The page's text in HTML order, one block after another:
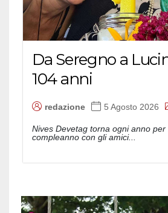
Da Seregno a
104 anni
redazione 5 Agosto 2026
Nives Devetag torna ogni anno
compleanno con gli amici...